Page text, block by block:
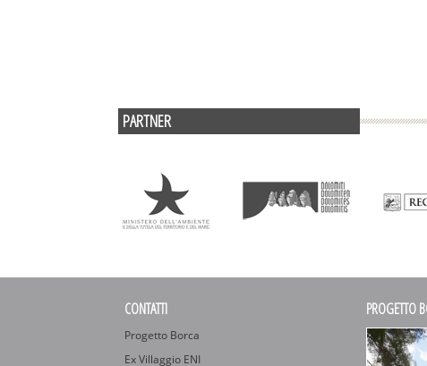
PARTNER
CONTATTI
Progetto Borca
Ex Villaggio ENI
PROGETTO